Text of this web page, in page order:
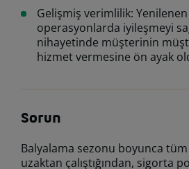
Gelişmiş verimlilik: Yenilenen
operasyonlarda iyileşmeyi
nihayetinde müşterinin
hizmet vermesine ön ayak
Sorun
Balyalama sezonu boyunca
uzaktan çalıştığından, sigorta